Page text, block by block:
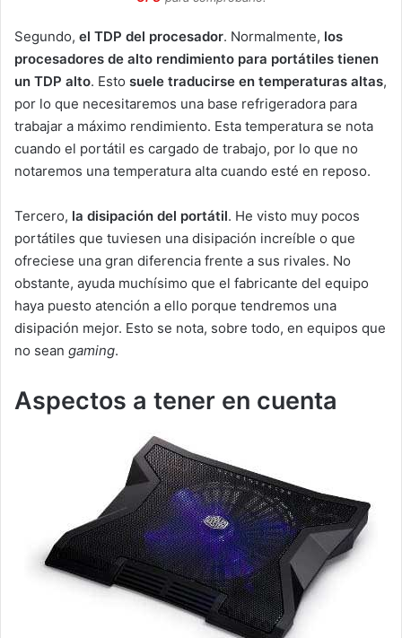
Segundo, el TDP del procesador. Normalmente, los
procesadores de alto rendimiento para portátiles tienen
un TDP alto. Esto suele traducirse en temperaturas altas,
por lo que necesitaremos una base refrigeradora para
trabajar a máximo rendimiento. Esta temperatura se nota
cuando el portátil es cargado de trabajo, por lo que no
notaremos una temperatura alta cuando esté en reposo.
Tercero, la disipación del portátil. He visto muy pocos
portátiles que tuviesen una disipación increíble o que
ofreciese una gran diferencia frente a sus rivales. No
obstante, ayuda muchísimo que el fabricante del equipo
haya puesto atención a ello porque tendremos una
disipación mejor. Esto se nota, sobre todo, en equipos que
no sean gaming.
Aspectos a tener en cuenta